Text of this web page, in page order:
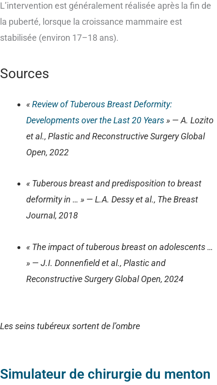
L’intervention est généralement réalisée après la fin de
la puberté, lorsque la croissance mammaire est
stabilisée (environ 17–18 ans).
Sources
«Review of Tuberous Breast Deformity:
Developments over the Last 20 Years» — A. Lozito
et al., Plastic and Reconstructive Surgery Global
Open, 2022
« Tuberous breast and predisposition to breast
deformity in … » — L.A. Dessy et al., The Breast
Journal, 2018
« The impact of tuberous breast on adolescents …
» — J.I. Donnenfield et al., Plastic and
Reconstructive Surgery Global Open, 2024
Les seins tubéreux sortent de l’ombre
Simulateur de chirurgie du menton